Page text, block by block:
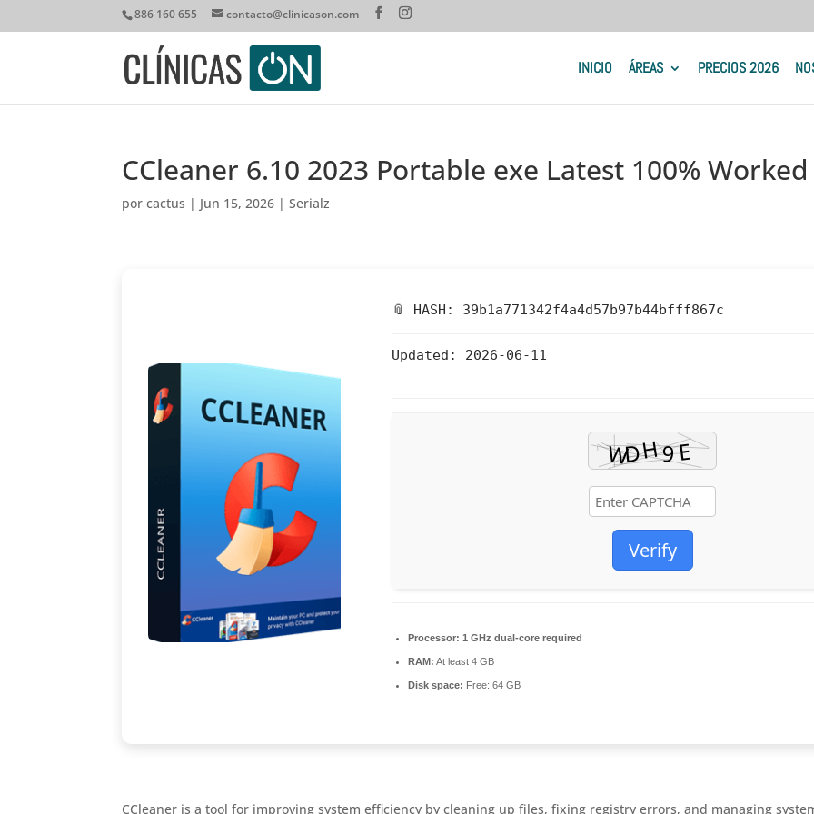
886 160 655 contacto@clinicason.com
INICIO ÁREAS PRECIOS 2026
CCleaner 6.10 2023 Portable exe Latest 100% Worked
porcactus | Jun 15, 2026 |Serialz
📎 HASH: 39b1a771342f4a4d57b97b44bfff867c
Updated: 2026-06-11
Verify
Processor: 1 GHz dual-core required
RAM: At least 4 GB
Disk space: Free: 64 GB
CCleaner is a tool for improving system efficiency by cleaning up files, fixing registry errors, and managing